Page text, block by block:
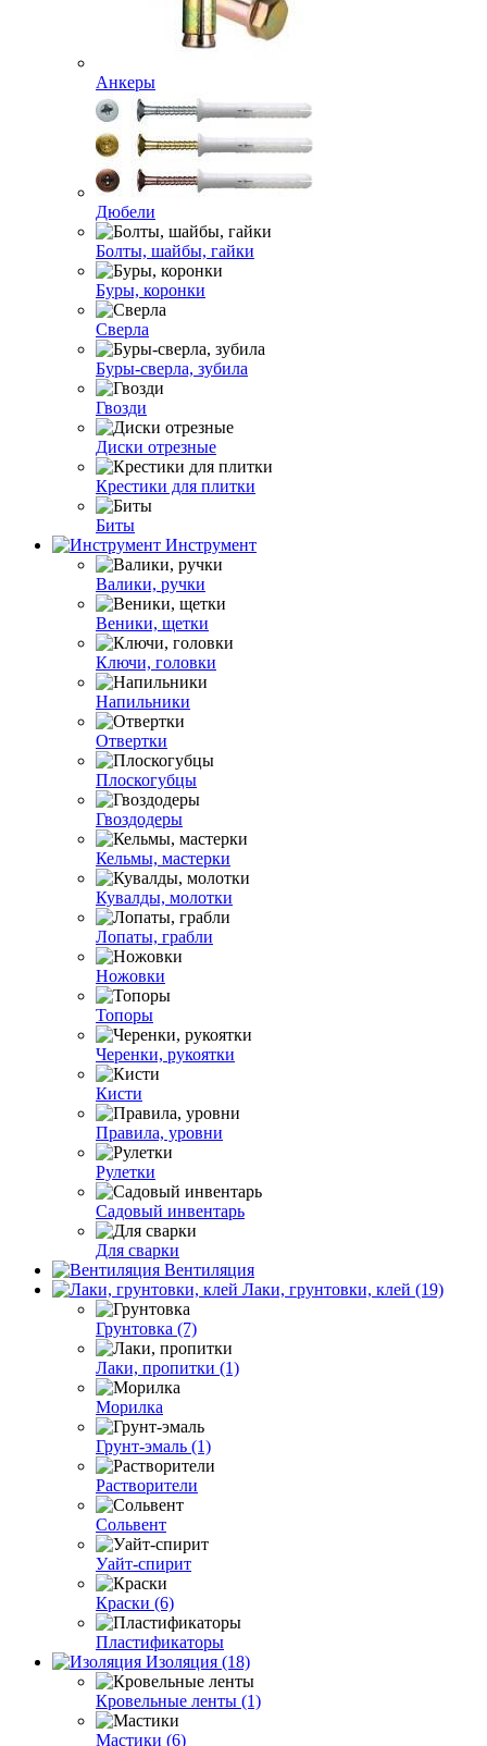
Анкеры
Дюбели
Болты, шайбы, гайки
Буры, коронки
Сверла
Буры-сверла, зубила
Гвозди
Диски отрезные
Крестики для плитки
Биты
Инструмент
Валики, ручки
Веники, щетки
Ключи, головки
Напильники
Отвертки
Плоскогубцы
Гвоздодеры
Кельмы, мастерки
Кувалды, молотки
Лопаты, грабли
Ножовки
Топоры
Черенки, рукоятки
Кисти
Правила, уровни
Рулетки
Садовый инвентарь
Для сварки
Вентиляция
Лаки, грунтовки, клей (19)
Грунтовка (7)
Лаки, пропитки (1)
Морилка
Грунт-эмаль (1)
Растворители
Сольвент
Уайт-спирит
Краски (6)
Пластификаторы
Изоляция (18)
Кровельные ленты (1)
Мастики (6)